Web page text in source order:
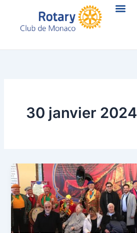
contenu
30 janvier 2024